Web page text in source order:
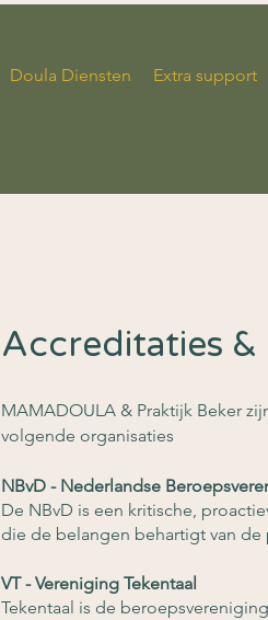
Doula Diensten Extra support
Accreditaties &
MAMADOULA & Praktijk Beker
volgende organisaties
NBvD - Nederlandse
De NBvD is een kritische,
die de belangen behartigt van
VT - Vereniging Tekentaal
Tekentaal is de